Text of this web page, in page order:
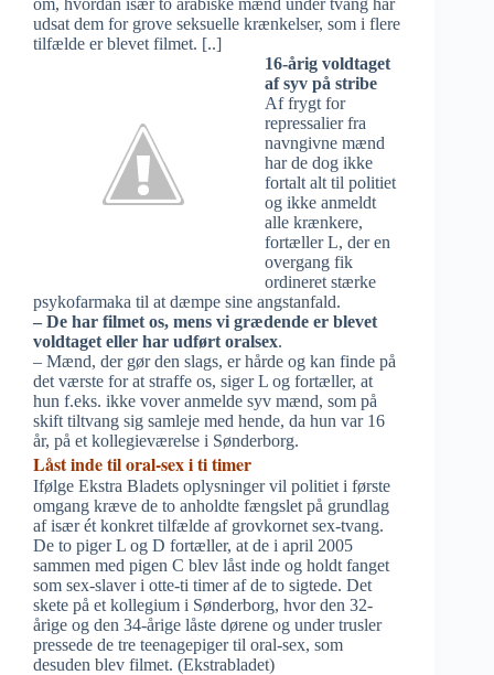
om, hvordan især to arabiske mænd under tvang har
udsat dem for grove seksuelle krænkelser, som i flere
tilfælde er blevet filmet. [..]
16-årig voldtaget
af syv på stribe
Af frygt for
repressalier fra
navngivne mænd
har de dog ikke
fortalt alt til politiet
og ikke anmeldt
alle krænkere,
fortæller L, der en
overgang fik
ordineret stærke
psykofarmaka til at dæmpe sine angstanfald.
– De har filmet os, mens vi grædende er blevet
voldtaget eller har udført oralsex.
– Mænd, der gør den slags, er hårde og kan finde på
det værste for at straffe os, siger L og fortæller, at
hun f.eks. ikke vover anmelde syv mænd, som på
skift tiltvang sig samleje med hende, da hun var 16
år, på et kollegieværelse i Sønderborg.
Låst inde til oral-sex i ti timer
Ifølge Ekstra Bladets oplysninger vil politiet i første
omgang kræve de to anholdte fængslet på grundlag
af især ét konkret tilfælde af grovkornet sex-tvang.
De to piger L og D fortæller, at de i april 2005
sammen med pigen C blev låst inde og holdt fanget
som sex-slaver i otte-ti timer af de to sigtede. Det
skete på et kollegium i Sønderborg, hvor den 32-
årige og den 34-årige låste dørene og under trusler
pressede de tre teenagepiger til oral-sex, som
desuden blev filmet. (Ekstrabladet)